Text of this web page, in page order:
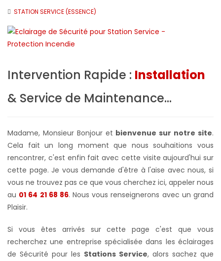
STATION SERVICE (ESSENCE)
Intervention Rapide : Installation
& Service de Maintenance...
Madame, Monsieur Bonjour et bienvenue sur notre site.
Cela fait un long moment que nous souhaitions vous
rencontrer, c'est enfin fait avec cette visite aujourd'hui sur
cette page. Je vous demande d'être à l'aise avec nous, si
vous ne trouvez pas ce que vous cherchez ici, appeler nous
au 01 64 21 68 86. Nous vous renseignerons avec un grand
Plaisir.
Si vous êtes arrivés sur cette page c'est que vous
recherchez une entreprise spécialisée dans les éclairages
de Sécurité pour les Stations Service, alors sachez que